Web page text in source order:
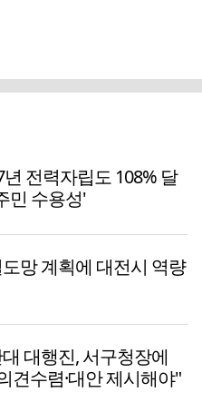
전력자립도 108% 달
민 수용성'
망 계획에 대전시 역량
대행진, 서구청장에
견수렴·대안 제시해야"